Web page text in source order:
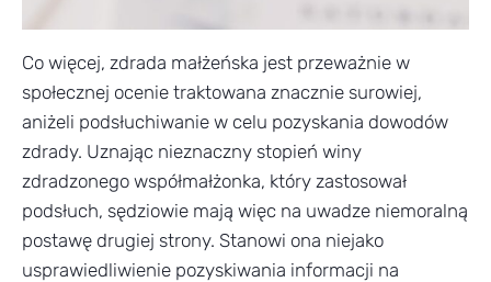
Co więcej, zdrada małżeńska jest przeważnie w
społecznej ocenie traktowana znacznie surowiej,
aniżeli podsłuchiwanie w celu pozyskania dowodów
zdrady. Uznając nieznaczny stopień winy
zdradzonego współmałżonka, który zastosował
podsłuch, sędziowie mają więc na uwadze niemoralną
postawę drugiej strony. Stanowi ona niejako
usprawiedliwienie pozyskiwania informacji na